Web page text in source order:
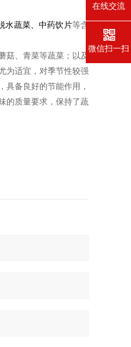
水蔬菜、中药饮片等含
菇、青菜等蔬菜；以及
为适宜，对季节性较强
具备良好的节能作用，
的质量要求，保持了蔬
在线交流
微信扫一扫